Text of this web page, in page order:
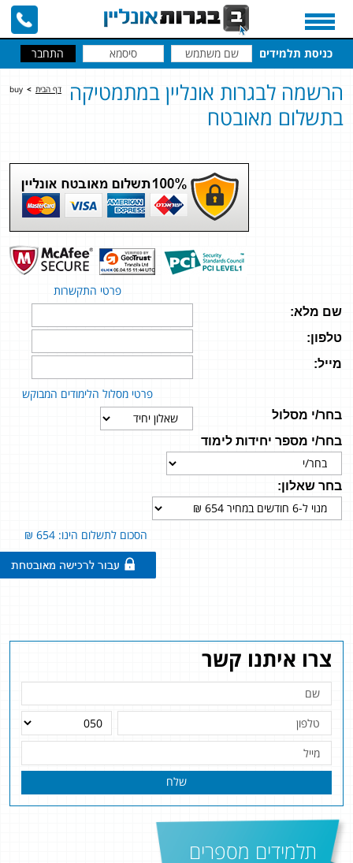
כניסת תלמידים
צרו איתנו קשר
שלח
תלמידים מספרים
דף הבית >
buy
הרשמה לבגרות אונליין במתמטיקה
בתשלום מאובטח
פרטי התקשרות
שם מלא:
טלפון:
מייל:
פרטי מסלול הלימודים המבוקש
בחר/י מסלול
בחר/י מספר יחידות לימוד
בחר שאלון:
הסכום לתשלום הינו: 654 ₪